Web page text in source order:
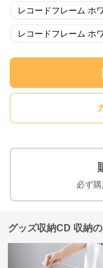
レコードフレーム ホ
レコードフレーム ホ
必ず
グッズ収納CD 収納